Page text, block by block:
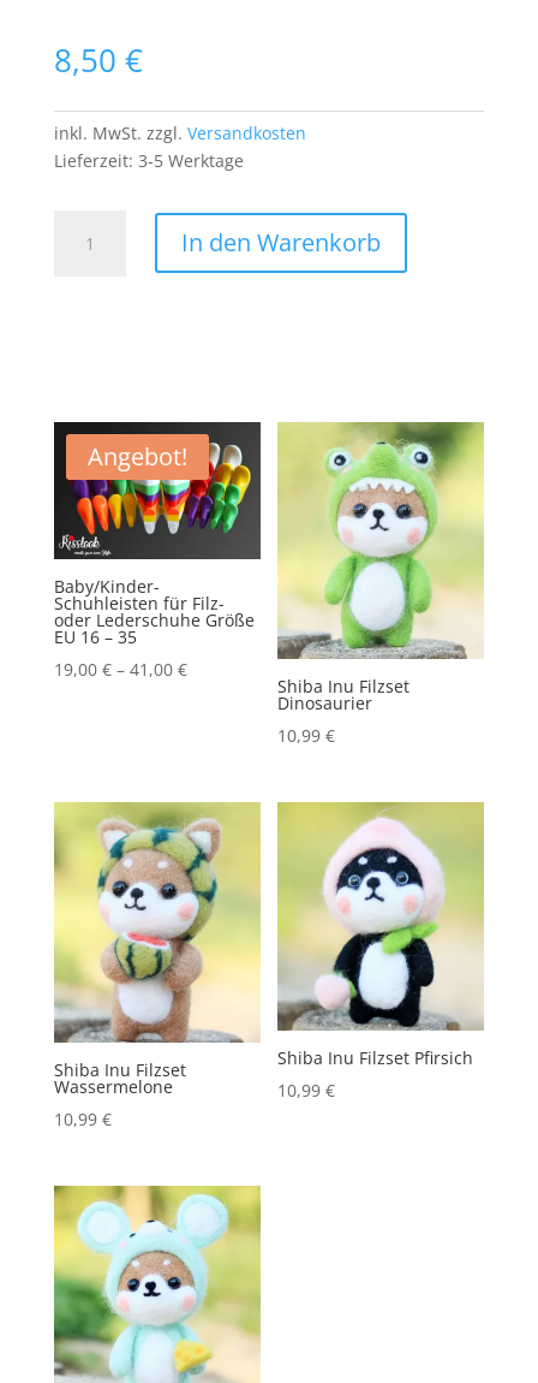
8,50 €
inkl. MwSt. zzgl. Versandkosten
Lieferzeit: 3-5 Werktage
Philadelphia
US
Sport
Menge
In den Warenkorb
Angebot!
Baby/Kinder-
Schuhleisten für Filz-
oder Lederschuhe Größe
EU 16 – 35
19,00 €– 41,00 €
Shiba Inu Filzset
Dinosaurier
10,99€
Shiba Inu Filzset
Wassermelone
10,99 €
Shiba Inu Filzset Pfirsich
10,99€